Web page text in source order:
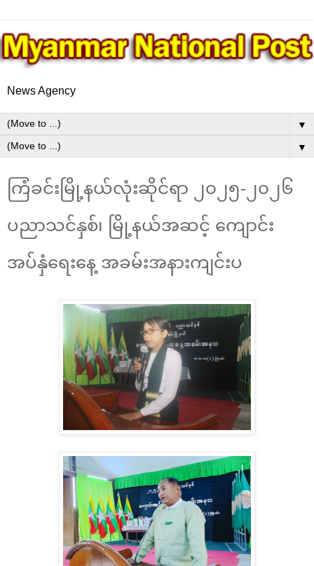
News Agency
▼
▼
ကြံခင်းမြို့နယ်လုံးဆိုင်ရာ ၂၀၂၅-၂၀၂၆
ပညာသင်နှစ်၊ မြို့နယ်အဆင့် ကျောင်း
အပ်နှံရေးနေ့ အခမ်းအနားကျင်းပ